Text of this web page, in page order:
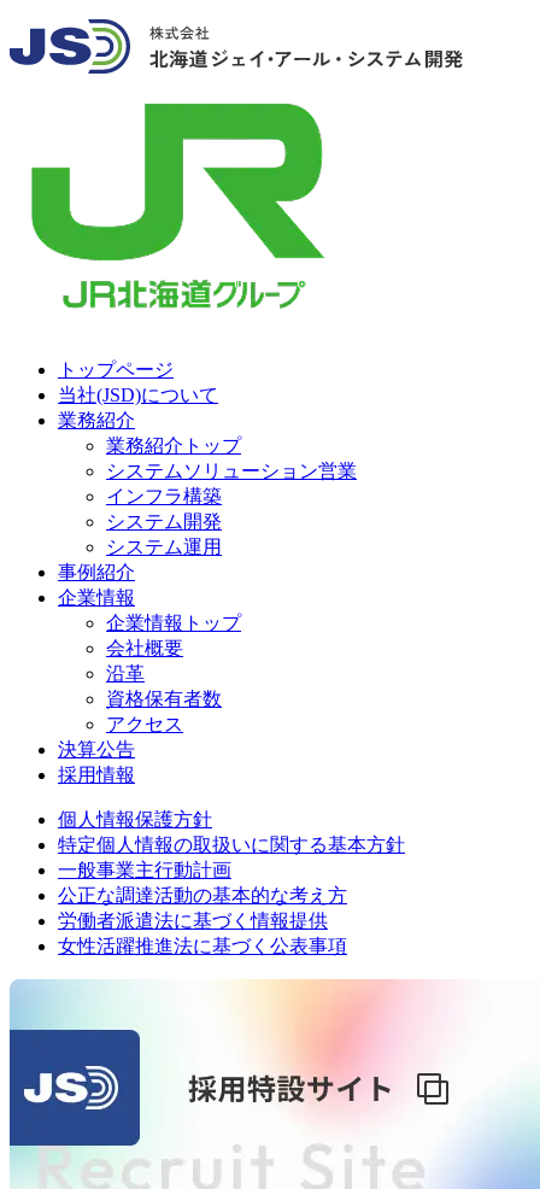
トップページ
当社(JSD)について
業務紹介
業務紹介トップ
システムソリューション営業
インフラ構築
システム開発
システム運用
事例紹介
企業情報
企業情報トップ
会社概要
沿革
資格保有者数
アクセス
決算公告
採用情報
個人情報保護方針
特定個人情報の取扱いに関する基本方針
一般事業主行動計画
公正な調達活動の基本的な考え方
労働者派遣法に基づく情報提供
女性活躍推進法に基づく公表事項